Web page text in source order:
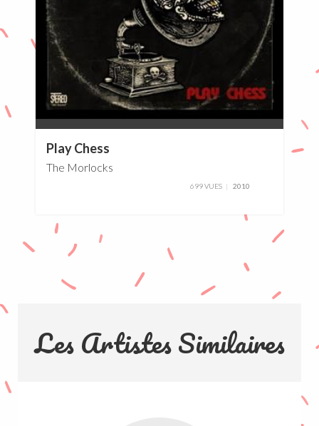
Play Chess
The Morlocks
699 VUES 2010
Les Artistes Similaires